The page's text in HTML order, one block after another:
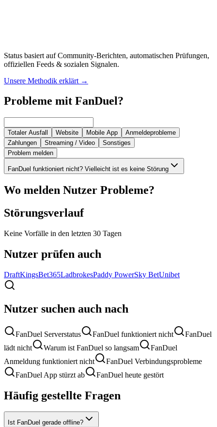
Status basiert auf Community-Berichten, automatischen Prüfungen,
offiziellen Feeds & sozialen Signalen.
Unsere Methodik erklärt →
Probleme mit FanDuel?
Totaler Ausfall Website Mobile App
Anmeldeprobleme
Zahlungen
Streaming / Video
Sonstiges
Problem melden
FanDuel funktioniert nicht? Vielleicht ist es keine Störung
Wo melden Nutzer Probleme?
Störungsverlauf
Keine Vorfälle in den letzten 30 Tagen
Nutzer prüfen auch
DraftKingsBet365LadbrokesPaddy PowerSky BetUnibet
Nutzer suchen auch nach
FanDuel Serverstatus FanDuel funktioniert nicht
FanDuel
lädt nicht
Warum ist FanDuel so langsam
FanDuel
Anmeldung funktioniert nicht
FanDuel Verbindungsprobleme
FanDuel App stürzt ab
FanDuel heute gestört
Häufig gestellte Fragen
Ist FanDuel gerade offline?